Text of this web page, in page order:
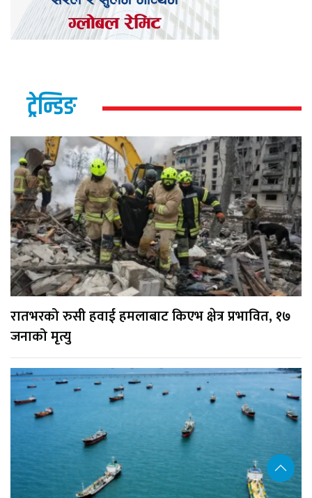
ट्रेन्डिङ
रातभरको रुसी हवाई हमलाबाट किएभ क्षेत्र प्रभावित, १७
जनाको मृत्यु